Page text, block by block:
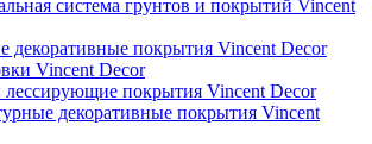
система грунтов и покрытий Vincent
декоративные покрытия Vincent Decor
Vincent Decor
покрытия Vincent Decor
декоративные покрытия Vincent